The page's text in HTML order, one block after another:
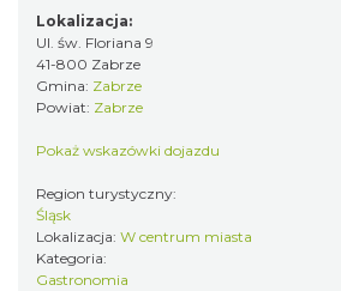
Lokalizacja:
Ul. św. Floriana 9
41-800 Zabrze
Gmina: Zabrze
Powiat: Zabrze
Pokaż wskazówki dojazdu
Region turystyczny:
Śląsk
Lokalizacja: W centrum miasta
Kategoria:
Gastronomia